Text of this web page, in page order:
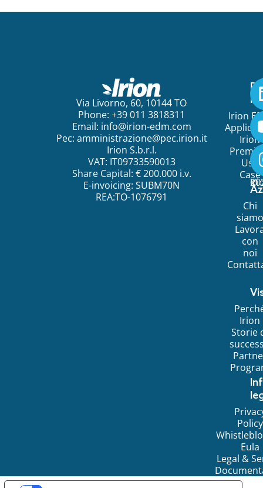
Via Livorno, 60, 10144 TO
Phone: +39 011 3818311
Email: info@irion-edm.com
Pec: amministrazione@pec.irion.it
Irion S.b.r.l.
VAT: IT09733590013
Share Capital: € 200.000 i.v.
E-invoicing: SUBM70N
REA:TO-1076791
Irion
Irion
Use
Case
Chi
siamo
con
noi
Irion
Storie
Policy
Eula
Legal &
©